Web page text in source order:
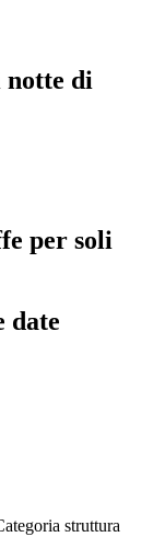
notte di
per soli
date
struttura